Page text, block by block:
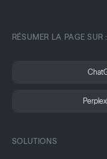
RÉSUMER LA PAGE SUR :
SOLUTIONS